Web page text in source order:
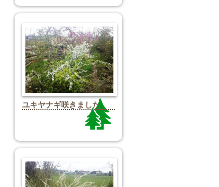
ユキヤナギ咲きました